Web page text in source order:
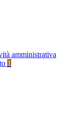
amministrativa
1